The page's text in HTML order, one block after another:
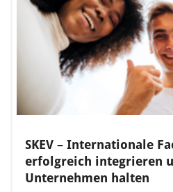
SKEV – Internationale
erfolgreich integrieren
Unternehmen halten